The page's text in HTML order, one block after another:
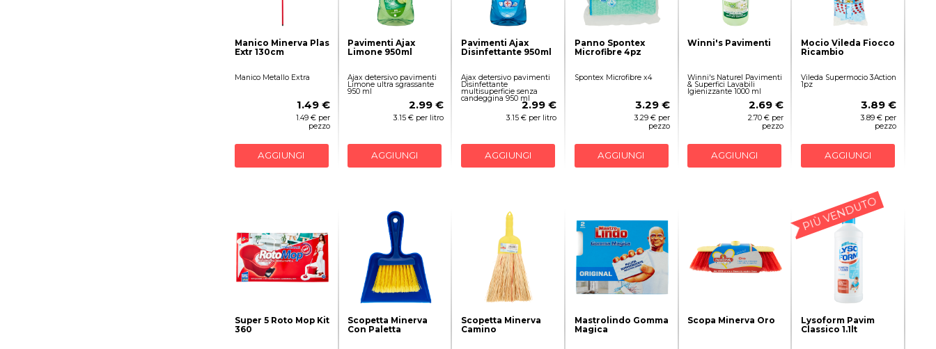
Manico Minerva Plas
Extr 130cm
Manico Metallo Extra
1.49 €
1.49 € per
pezzo
AGGIUNGI
Pavimenti Ajax
Limone 950ml
Ajax detersivo pavimenti
Limone ultra sgrassante
950 ml
2.99 €
3.15 € per litro
AGGIUNGI
Pavimenti Ajax
Disinfettante 950ml
Ajax detersivo pavimenti
Disinfettante
multisuperficie senza
candeggina 950 ml
2.99 €
3.15 € per litro
AGGIUNGI
Panno Spontex
Microfibre 4pz
Spontex Microfibre x4
3.29 €
3.29 € per
pezzo
AGGIUNGI
Winni's Pavimenti
Winni's Naturel Pavimenti
& Superfici Lavabili
Igienizzante 1000 ml
2.69 €
2.70 € per
pezzo
AGGIUNGI
Mocio Vileda Fiocco
Ricambio
Vileda Supermocio 3Action
1pz
3.89 €
3.89 € per
pezzo
AGGIUNGI
Super 5 Roto Mop Kit
360
Scopetta Minerva
Con Paletta
Scopetta Minerva
Camino
Mastrolindo Gomma
Magica
Scopa Minerva Oro
PIÙ VENDUTO
Lysoform Pavim
Classico 1.1lt